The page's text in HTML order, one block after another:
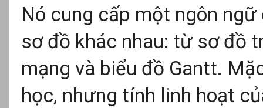
Nó cung cấp một ngôn
sơ đồ khác nhau: từ sơ đồ
mạng và biểu đồ Gantt.
học, nhưng tính linh hoạt